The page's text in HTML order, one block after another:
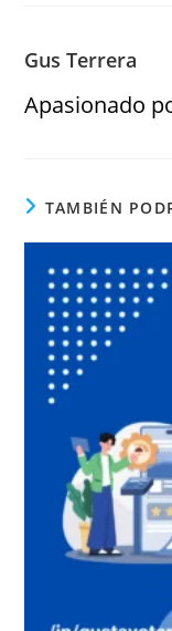
Gus Terrera
Apasionado
TAMBIÉN